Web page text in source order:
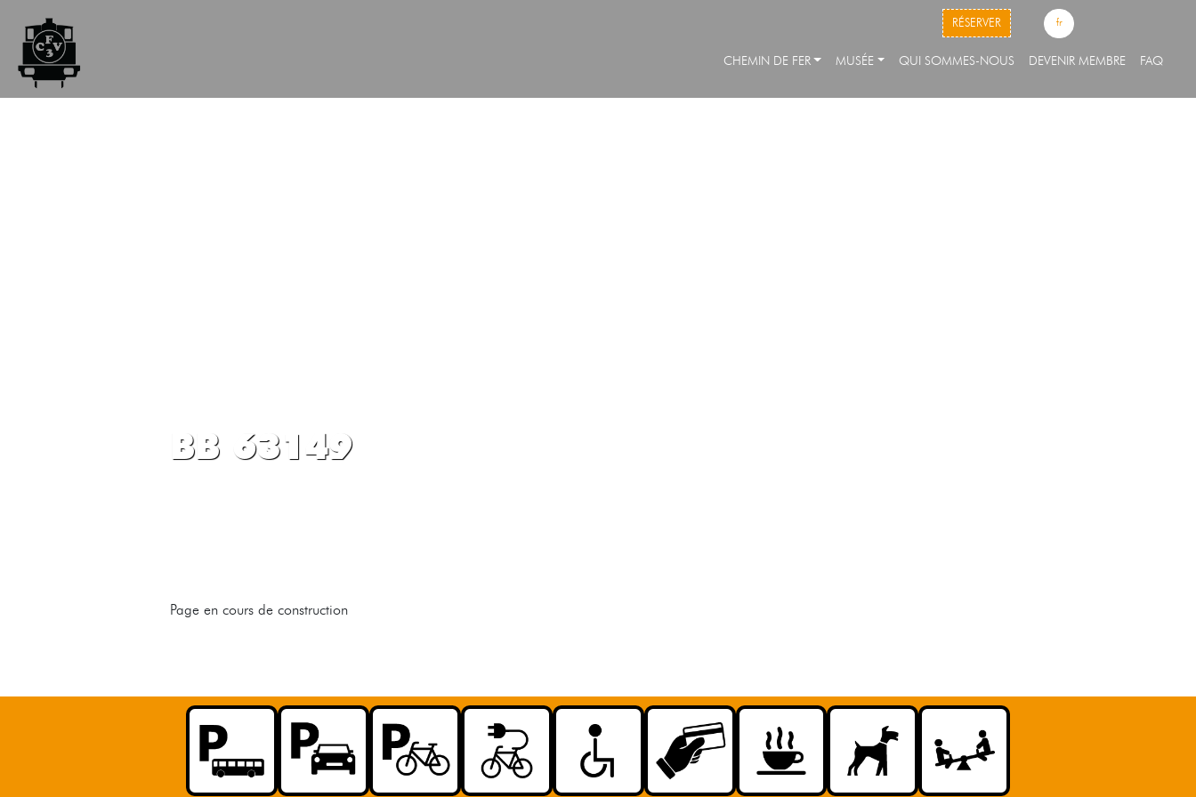
skip to content
fr
RÉSERVER
CHEMIN DE FER MUSÉE QUI SOMMES-NOUS DEVENIR MEMBRE FAQ
BB 63149
Page en cours de construction